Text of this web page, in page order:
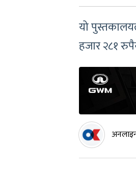
यो
हजार २८१